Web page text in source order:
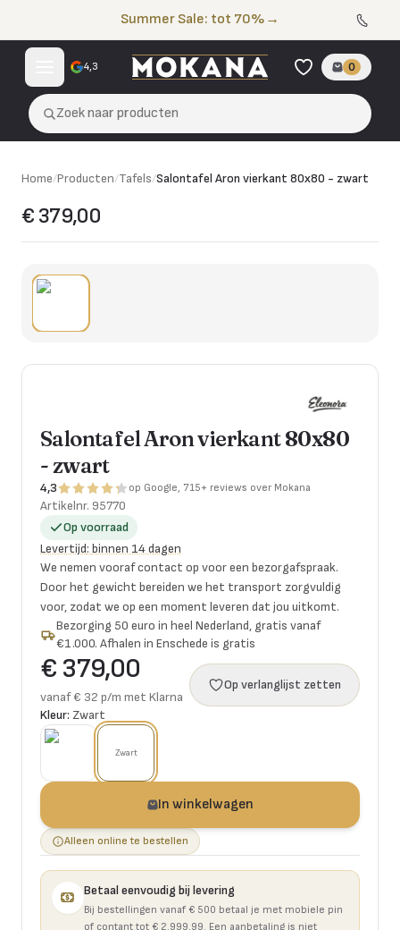
Summer Sale: tot 70% →
4,3 0
Zoek naar producten
Home/Producten/Tafels/Salontafel Aron vierkant 80x80 - zwart
€ 379,00
Salontafel Aron vierkant 80x80
- zwart
4,3 op Google, 715+ reviews over Mokana
Artikelnr. 95770
Op voorraad
Levertijd: binnen 14 dagen
We nemen vooraf contact op voor een bezorgafspraak.
Door het gewicht bereiden we het transport zorgvuldig
voor, zodat we op een moment leveren dat jou uitkomt.
Bezorging 50 euro in heel Nederland, gratis vanaf
€1.000. Afhalen in Enschede is gratis
€ 379,00
vanaf € 32 p/m met Klarna
Op verlanglijst zetten
Kleur: Zwart
Zwart
In winkelwagen
Alleen online te bestellen
Betaal eenvoudig bij levering
Bij bestellingen vanaf € 500 betaal je met mobiele pin
of contant tot € 2.999,99. Een aanbetaling is niet